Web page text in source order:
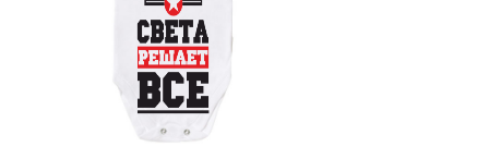
Имя пользователя (логин)